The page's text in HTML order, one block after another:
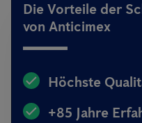
Die Vorteile der
von Anticimex
Höchste
+85 Jahre